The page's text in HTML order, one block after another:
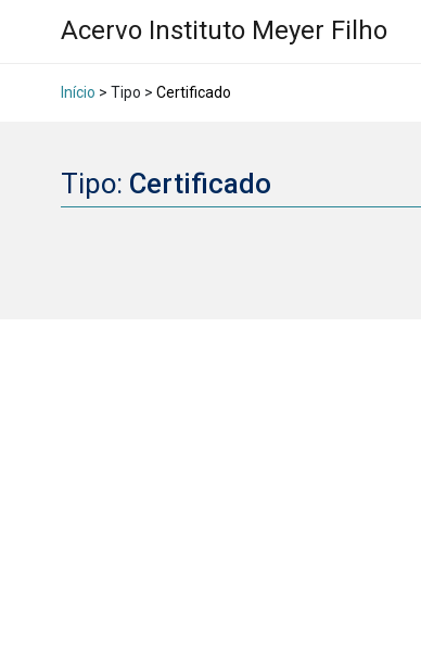
Acervo Instituto Meyer Filho
Início > Tipo > Certificado
Tipo: Certificado